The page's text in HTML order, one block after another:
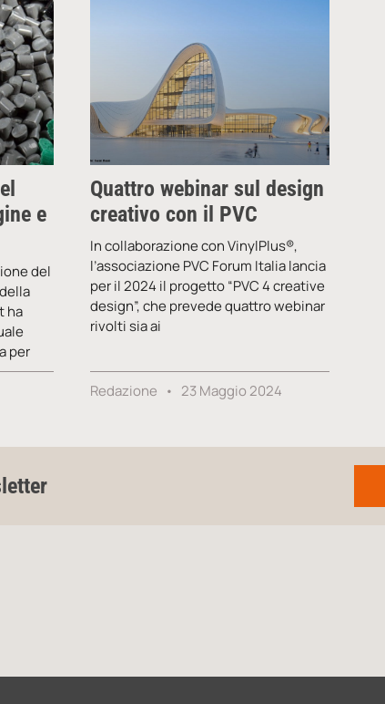
e
del
ha
per
Quattro webinar sul design
creativo con il PVC
In collaborazione con VinylPlus®,
l’associazione PVC Forum Italia lancia
per il 2024 il progetto “PVC 4 creative
design”, che prevede quattro webinar
rivolti sia ai
Redazione 23 Maggio 2024